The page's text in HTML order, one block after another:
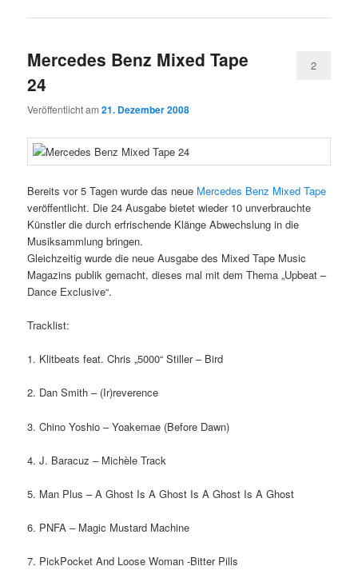
Mercedes Benz Mixed Tape
24
Veröffentlicht am21. Dezember 2008
2
Bereits vor 5 Tagen wurde das neue Mercedes Benz Mixed Tape
veröffentlicht. Die 24 Ausgabe bietet wieder 10 unverbrauchte
Künstler die durch erfrischende Klänge Abwechslung in die
Musiksammlung bringen.
Gleichzeitig wurde die neue Ausgabe des Mixed Tape Music
Magazins publik gemacht, dieses mal mit dem Thema „Upbeat –
Dance Exclusive“.
Tracklist:
1. Klitbeats feat. Chris „5000“ Stiller – Bird
2. Dan Smith – (Ir)reverence
3. Chino Yoshio – Yoakemae (Before Dawn)
4. J. Baracuz – Michèle Track
5. Man Plus – A Ghost Is A Ghost Is A Ghost Is A Ghost
6. PNFA – Magic Mustard Machine
7. PickPocket And Loose Woman -Bitter Pills